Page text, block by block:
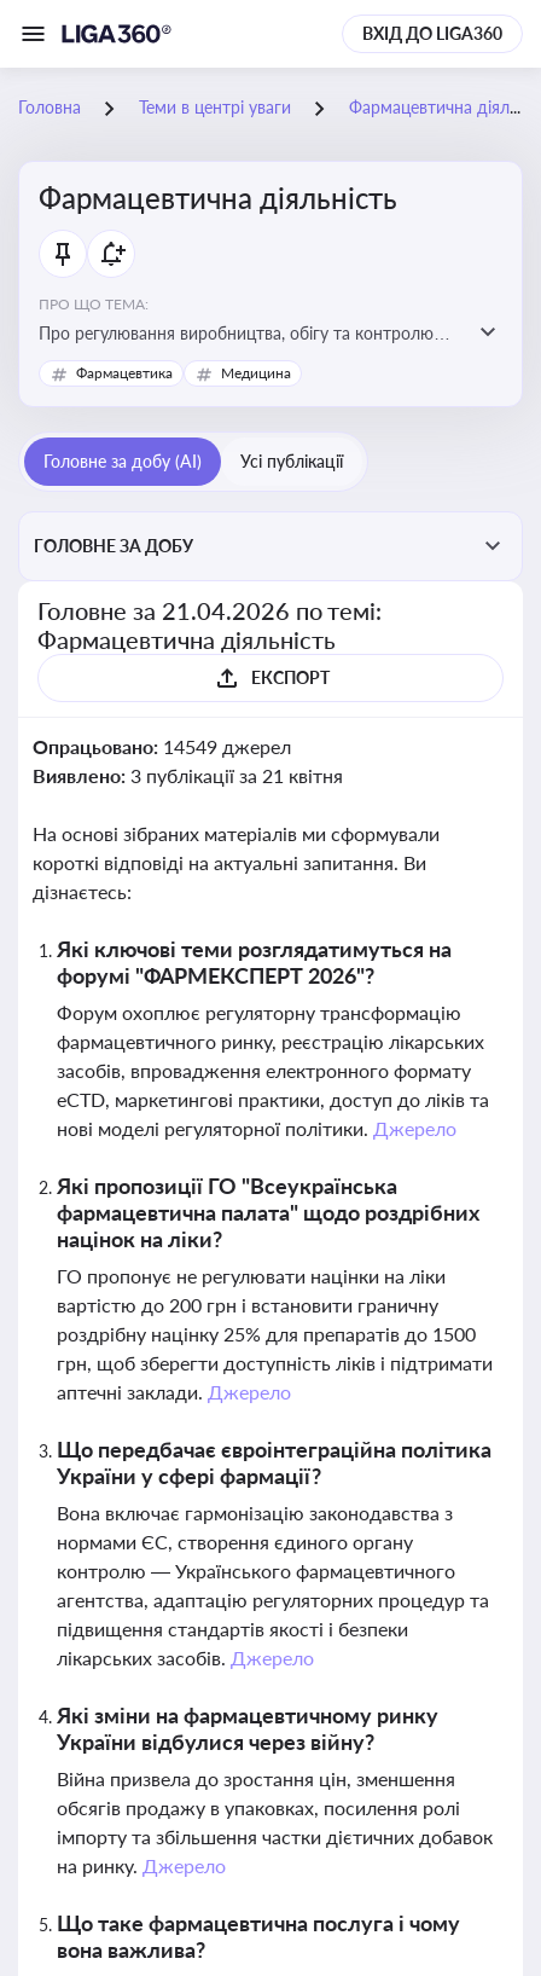
ВХІД ДО LIGA360
Головна Теми в центрі уваги Фармацевтична діяльність
Фармацевтична діяльність
ПРО ЩО ТЕМА:
Про регулювання виробництва, обігу та контролю
лікарських засобів для легальної роботи компаній та
аптек, з дотриманням стандартів якості та безпеки
Фармацевтика Медицина
Головне за добу (AI) Усі публікації
ГОЛОВНЕ ЗА ДОБУ
Головне за 21.04.2026 по темі:
Фармацевтична діяльність
ЕКСПОРТ
Опрацьовано: 14549 джерел
Виявлено: 3 публікації за 21 квітня
На основі зібраних матеріалів ми сформували
короткі відповіді на актуальні запитання. Ви
дізнаєтесь:
Які ключові теми розглядатимуться на
форумі "ФАРМЕКСПЕРТ 2026"?
Форум охоплює регуляторну трансформацію
фармацевтичного ринку, реєстрацію лікарських
засобів, впровадження електронного формату
eCTD, маркетингові практики, доступ до ліків та
нові моделі регуляторної політики. Джерело
Які пропозиції ГО "Всеукраїнська
фармацевтична палата" щодо роздрібних
націнок на ліки?
ГО пропонує не регулювати націнки на ліки
вартістю до 200 грн і встановити граничну
роздрібну націнку 25% для препаратів до 1500
грн, щоб зберегти доступність ліків і підтримати
аптечні заклади. Джерело
Що передбачає євроінтеграційна політика
України у сфері фармації?
Вона включає гармонізацію законодавства з
нормами ЄС, створення єдиного органу
контролю — Українського фармацевтичного
агентства, адаптацію регуляторних процедур та
підвищення стандартів якості і безпеки
лікарських засобів. Джерело
Які зміни на фармацевтичному ринку
України відбулися через війну?
Війна призвела до зростання цін, зменшення
обсягів продажу в упаковках, посилення ролі
імпорту та збільшення частки дієтичних добавок
на ринку. Джерело
Що таке фармацевтична послуга і чому
вона важлива?